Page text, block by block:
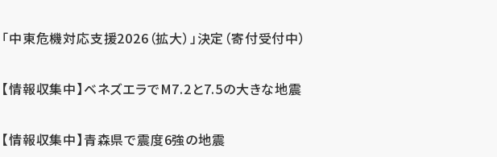
「中東危機対応支援2026（拡大）」決定（寄付受付中）
【情報収集中】ベネズエラでM7.2と7.5の大きな地震
【情報収集中】青森県で震度6強の地震